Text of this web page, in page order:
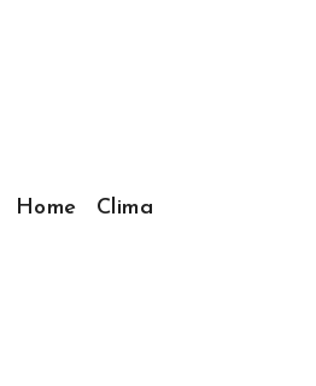
Home Clima